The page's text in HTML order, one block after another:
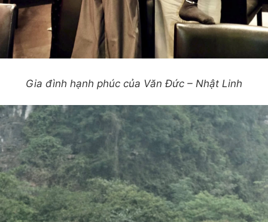
Gia đình hạnh phúc của Văn Đức – Nhật Linh